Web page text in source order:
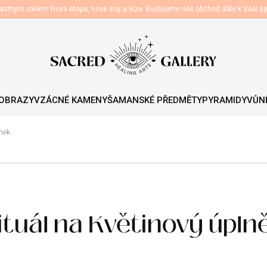
rokem! Nová etapa, nové sny a vize. Budujeme náš obchod dále k Vaší
VZÁCNÉ KAMENYŠAMANSKÉ PŘEDMĚTYPYRAMIDY
na Květinový